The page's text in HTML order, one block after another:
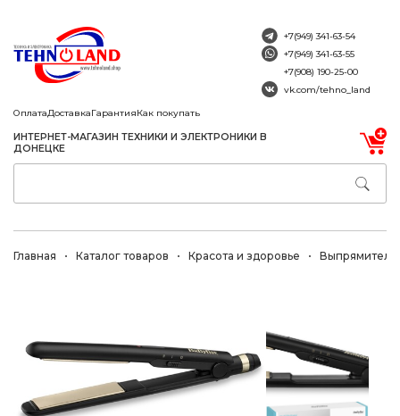
ОплатаДоставкаГарантияКак покупать
ИНТЕРНЕТ-МАГАЗИН ТЕХНИКИ И ЭЛЕКТРОНИКИ В
ДОНЕЦКЕ
+7(949) 341-63-54
+7(949) 341-63-55
+7(908) 190-25-00
vk.com/tehno_land
Главная Каталог товаров Красота и здоровье Выпрямители